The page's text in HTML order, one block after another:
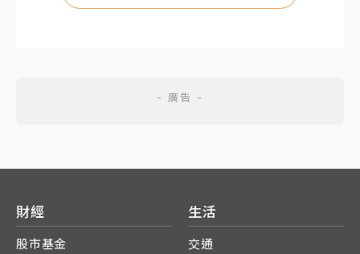
財經
股市基金
生活
交通